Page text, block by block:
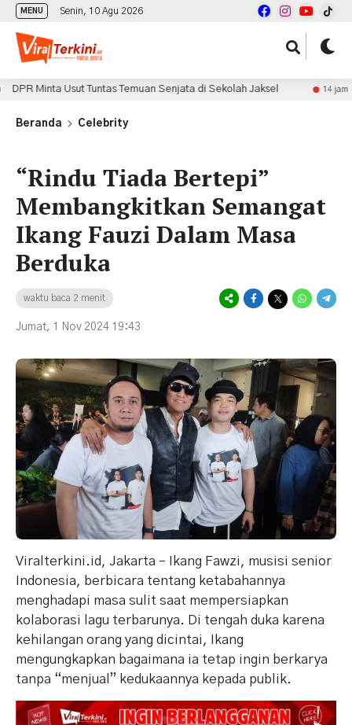
MENU Senin, 10 Agu 2026
Usut Tuntas Temuan Senjata di Sekolah Jaksel 14 jam lalu
Beranda Celebrity
“Rindu Tiada Bertepi”
Membangkitkan Semangat
Ikang Fauzi Dalam Masa
Berduka
waktu baca 2 menit
Jumat, 1 Nov 2024 19:43
Viralterkini.id, Jakarta – Ikang Fawzi, musisi senior
Indonesia, berbicara tentang ketabahannya
menghadapi masa sulit saat mempersiapkan
kolaborasi lagu terbarunya. Di tengah duka karena
kehilangan orang yang dicintai, Ikang
mengungkapkan bagaimana ia tetap ingin berkarya
tanpa “menjual” kedukaannya kepada publik.